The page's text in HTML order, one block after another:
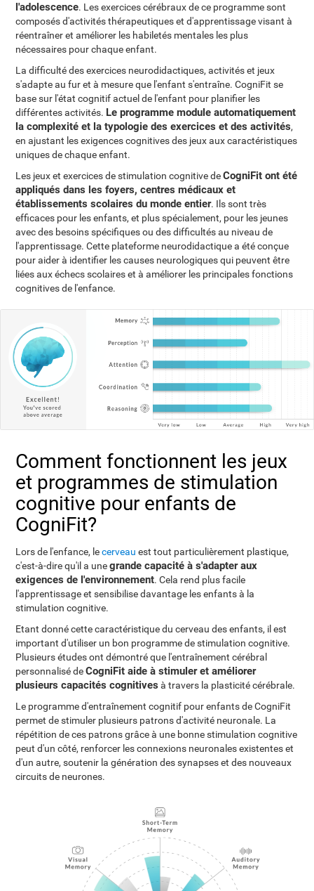
l'adolescence. Les exercices cérébraux de ce programme sont
composés d'activités thérapeutiques et d'apprentissage visant à
réentraîner et améliorer les habiletés mentales les plus
nécessaires pour chaque enfant.
La difficulté des exercices neurodidactiques, activités et jeux
s'adapte au fur et à mesure que l'enfant s'entraîne. CogniFit se
base sur l'état cognitif actuel de l'enfant pour planifier les
différentes activités. Le programme module automatiquement
la complexité et la typologie des exercices et des activités,
en ajustant les exigences cognitives des jeux aux caractéristiques
uniques de chaque enfant.
Les jeux et exercices de stimulation cognitive deCogniFit ont été
appliqués dans les foyers, centres médicaux et
établissements scolaires du monde entier. Ils sont très
efficaces pour les enfants, et plus spécialement, pour les jeunes
avec des besoins spécifiques ou des difficultés au niveau de
l'apprentissage. Cette plateforme neurodidactique a été conçue
pour aider à identifier les causes neurologiques qui peuvent être
liées aux échecs scolaires et à améliorer les principales fonctions
cognitives de l'enfance.
Comment fonctionnent les jeux
et programmes de stimulation
cognitive pour enfants de
CogniFit?
Lors de l'enfance, lecerveauest tout particulièrement plastique,
c'est-à-dire qu'il a unegrande capacité à s'adapter aux
exigences de l'environnement. Cela rend plus facile
l'apprentissage et sensibilise davantage les enfants à la
stimulation cognitive.
Etant donné cette caractéristique du cerveau des enfants, il est
important d'utiliser un bon programme de stimulation cognitive.
Plusieurs études ont démontré que l'entraînement cérébral
personnalisé deCogniFit aide à stimuler et améliorer
plusieurs capacités cognitives à travers la plasticité cérébrale.
Le programme d'entraînement cognitif pour enfants de CogniFit
permet de stimuler plusieurs patrons d'activité neuronale. La
répétition de ces patrons grâce à une bonne stimulation cognitive
peut d'un côté, renforcer les connexions neuronales existentes et
d'un autre, soutenir la génération des synapses et des nouveaux
circuits de neurones.